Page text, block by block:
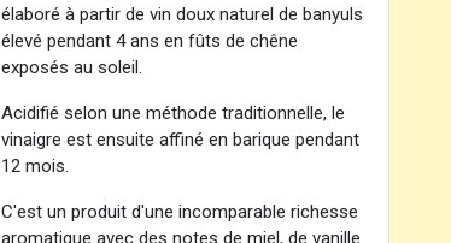
élaboré à partir de vin doux naturel de banyuls
élevé pendant 4 ans en fûts de chêne
exposés au soleil.
Acidifié selon une méthode traditionnelle, le
vinaigre est ensuite affiné en barique pendant
12 mois.
C'est un produit d'une incomparable richesse
aromatique avec des notes de miel, de vanille